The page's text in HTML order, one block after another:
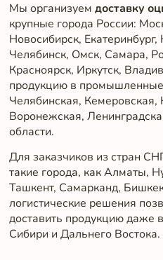
Мы организуем доставку
крупные города России:
Новосибирск,
Челябинск, Омск, Самара,
Красноярск, Иркутск,
продукцию в
Челябинская, Кемеровская,
Воронежская,
области.
Для заказчиков из стран
такие города, как Алматы,
Ташкент, Самарканд,
логистические решения
доставить продукцию даже
Сибири и Дальнего Востока.